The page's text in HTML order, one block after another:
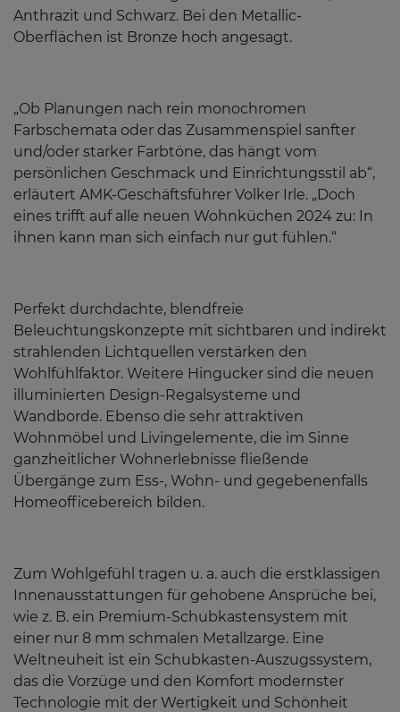
Anthrazit und Schwarz. Bei den Metallic-
Oberflächen ist Bronze hoch angesagt.
„Ob Planungen nach rein monochromen
Farbschemata oder das Zusammenspiel sanfter
und/oder starker Farbtöne, das hängt vom
persönlichen Geschmack und Einrichtungsstil ab“,
erläutert AMK-Geschäftsführer Volker Irle. „Doch
eines trifft auf alle neuen Wohnküchen 2024 zu: In
ihnen kann man sich einfach nur gut fühlen.“
Perfekt durchdachte, blendfreie
Beleuchtungskonzepte mit sichtbaren und indirekt
strahlenden Lichtquellen verstärken den
Wohlfühlfaktor. Weitere Hingucker sind die neuen
illuminierten Design-Regalsysteme und
Wandborde. Ebenso die sehr attraktiven
Wohnmöbel und Livingelemente, die im Sinne
ganzheitlicher Wohnerlebnisse fließende
Übergänge zum Ess-, Wohn- und gegebenenfalls
Homeofficebereich bilden.
Zum Wohlgefühl tragen u. a. auch die erstklassigen
Innenausstattungen für gehobene Ansprüche bei,
wie z. B. ein Premium-Schubkastensystem mit
einer nur 8 mm schmalen Metallzarge. Eine
Weltneuheit ist ein Schubkasten-Auszugssystem,
das die Vorzüge und den Komfort modernster
Technologie mit der Wertigkeit und Schönheit